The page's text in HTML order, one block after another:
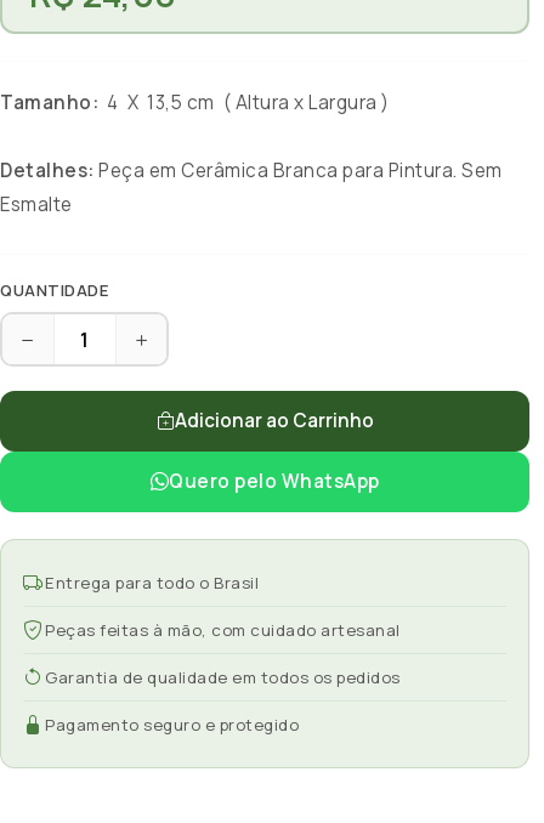
Tamanho: 4 X 13,5 cm ( Altura x Largura )
Detalhes: Peça em Cerâmica Branca para Pintura. Sem
Esmalte
QUANTIDADE
Adicionar ao Carrinho
Quero pelo WhatsApp
Entrega para todo o Brasil
Peças feitas à mão, com cuidado artesanal
Garantia de qualidade em todos os pedidos
Pagamento seguro e protegido